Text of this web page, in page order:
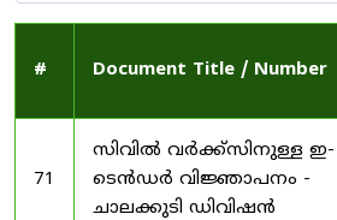
# Document Title / Number
71
സിവിൽ വർക്ക്സിനുള്ള ഇ-
ടെൻഡർ വിജ്ഞാപനം -
ചാലക്കുടി ഡിവിഷൻ